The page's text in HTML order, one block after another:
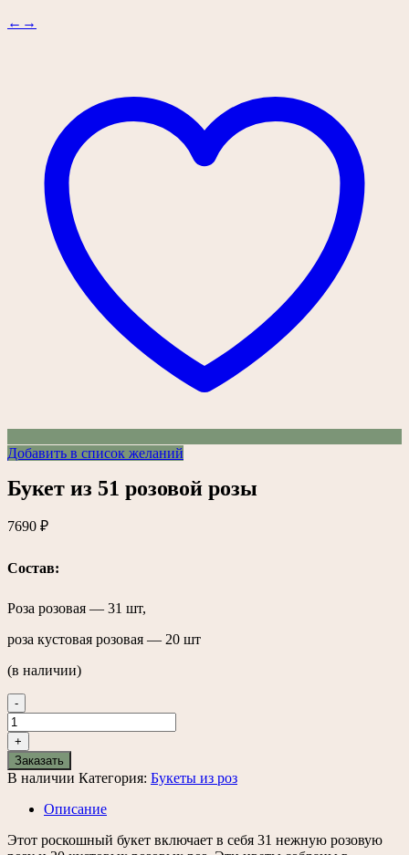
← →
Добавить в список желаний
Букет из 51 розовой розы
7690 ₽
Состав:
Роза розовая — 31 шт,
роза кустовая розовая — 20 шт
(в наличии)
-
Количество
товара
Букет
из
51
розовой
+
Заказать
В наличии Категория: Букеты из роз
Описание
Этот роскошный букет включает в себя 31 нежную розовую